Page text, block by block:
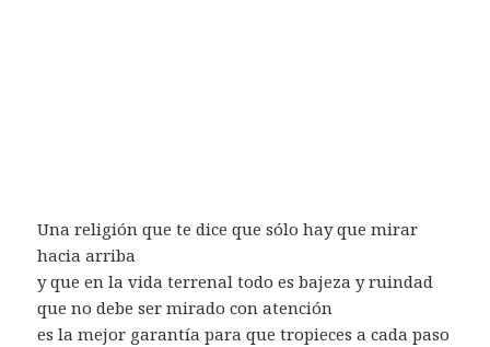
Una religión que te dice que sólo hay que mirar
hacia arriba
y que en la vida terrenal todo es bajeza y ruindad
que no debe ser mirado con atención
es la mejor garantía para que tropieces a cada paso